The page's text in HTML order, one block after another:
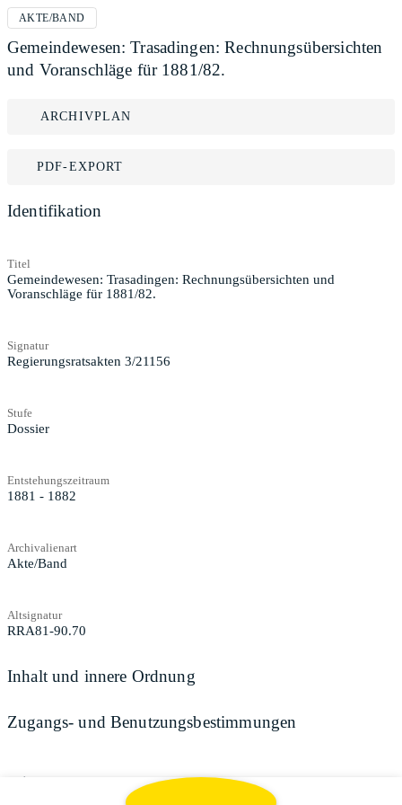
AKTE/BAND
Gemeindewesen: Trasadingen: Rechnungsübersichten
und Voranschläge für 1881/82.
ARCHIVPLAN
PDF-EXPORT
Identifikation
Titel
Gemeindewesen: Trasadingen: Rechnungsübersichten und
Voranschläge für 1881/82.
Signatur
Regierungsratsakten 3/21156
Stufe
Dossier
Entstehungszeitraum
1881 - 1882
Archivalienart
Akte/Band
Altsignatur
RRA81-90.70
Inhalt und innere Ordnung
Zugangs- und Benutzungsbestimmungen
Teilen